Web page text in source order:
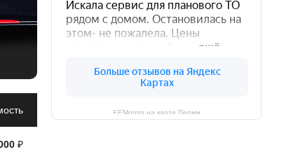
Согласовываем каждый шаг
Подберем запчасти для авто
Даём гарантию на ремонт
₽
EEMotors на карте Перми